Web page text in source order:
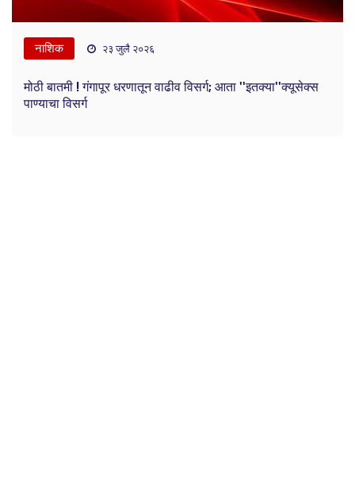
नाशिक २३ जुलै २०२६
मोठी बातमी ! गंगापूर धरणातून वाढीव विसर्ग; आता ''इतक्या''क्यूसेक्स
पाण्याचा विसर्ग